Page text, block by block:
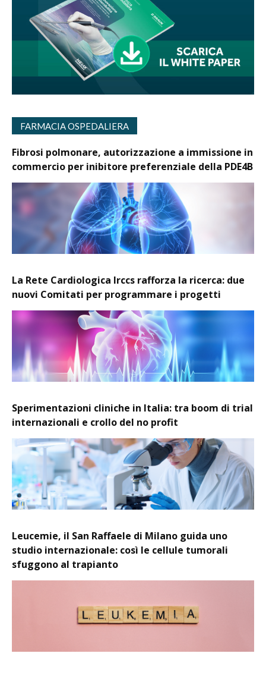
FARMACIA OSPEDALIERA
Fibrosi polmonare, autorizzazione a immissione in
commercio per inibitore preferenziale della PDE4B
La Rete Cardiologica Irccs rafforza la ricerca: due
nuovi Comitati per programmare i progetti
Sperimentazioni cliniche in Italia: tra boom di trial
internazionali e crollo del no profit
Leucemie, il San Raffaele di Milano guida uno
studio internazionale: così le cellule tumorali
sfuggono al trapianto